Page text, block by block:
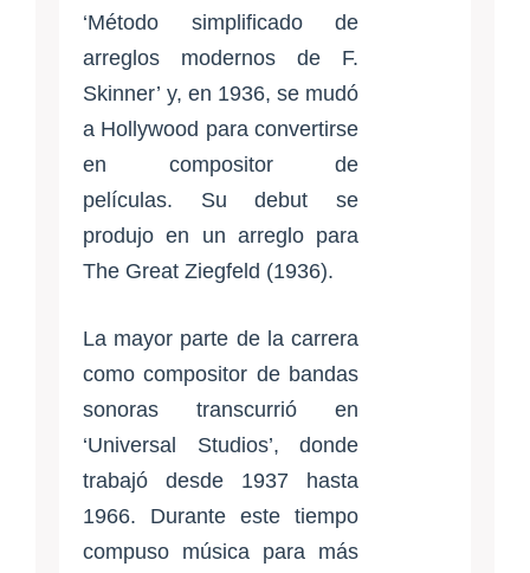
‘Método simplificado de
arreglos modernos de F.
Skinner’ y, en 1936, se mudó
a Hollywood para convertirse
en compositor de
películas. Su debut se
produjo en un arreglo para
The Great Ziegfeld (1936).
La mayor parte de la carrera
como compositor de bandas
sonoras transcurrió en
‘Universal Studios’, donde
trabajó desde 1937 hasta
1966. Durante este tiempo
compuso música para más